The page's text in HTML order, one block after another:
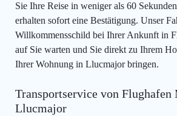
Sie Ihre Reise in weniger als 60
erhalten sofort eine Bestätigung. Unser
Willkommensschild bei Ihrer Ankunft in
auf Sie warten und Sie direkt zu Ihrem
Ihrer Wohnung in Llucmajor bringen.
Transportservice von Flughafen
Llucmajor